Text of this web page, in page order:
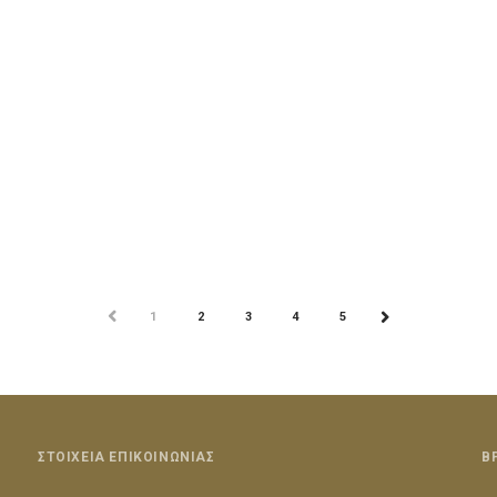
ΠΡΟΗΓ
1 2 3 4 5 ΕΠΟΜ
ΣΤΟΙΧΕΙΑ ΕΠΙΚΟΙΝΩΝΙΑΣ